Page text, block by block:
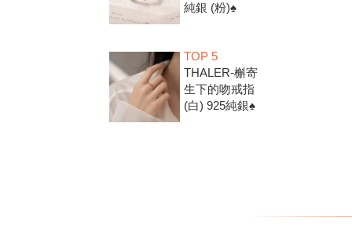
純銀 (粉)♠
TOP 5
THALER-槲寄
生下的吻戒指
(白) 925純銀♠